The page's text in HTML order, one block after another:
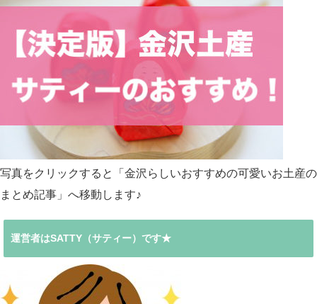
写真をクリックすると「金沢らしいおすすめの可愛いお土産の
まとめ記事」へ移動します♪
運営者はSATTY（サティー）です★